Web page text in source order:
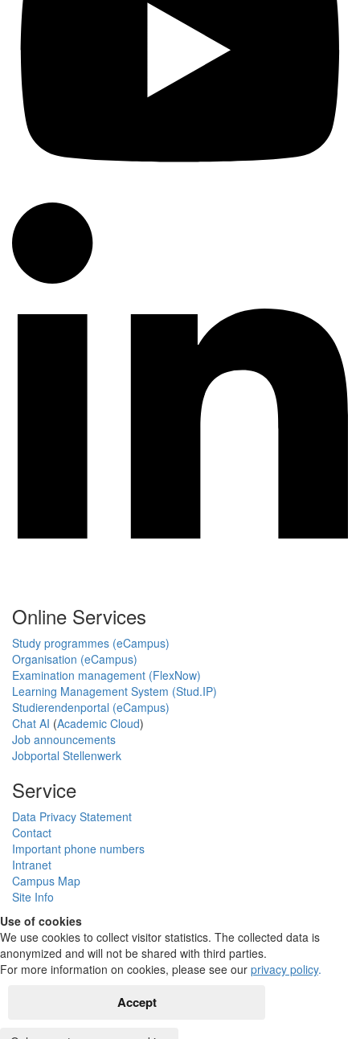
Online Services
Study programmes (eCampus)
Organisation (eCampus)
Examination management (FlexNow)
Learning Management System (Stud.IP)
Studierendenportal (eCampus)
Chat AI (Academic Cloud)
Job announcements
Jobportal Stellenwerk
Service
Data Privacy Statement
Contact
Important phone numbers
Intranet
Campus Map
Site Info
Use of cookies
We use cookies to collect visitor statistics. The collected data is
anonymized and will not be shared with third parties.
For more information on cookies, please see our privacy policy.
Accept